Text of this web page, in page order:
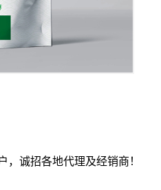
，诚招各地代理及经销商！